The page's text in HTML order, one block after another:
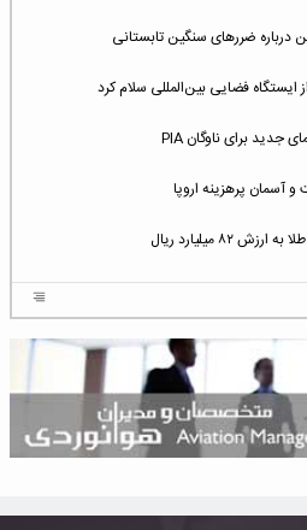
ضررهای سنگین تابستانی
ایستگاه فضایی بین‌المللی سلام کرد
پرهزینه اروپا
فعال در خاورمیانه
اسپیس‌ایکس [جمعه ساعت ۰۱:۴۵]